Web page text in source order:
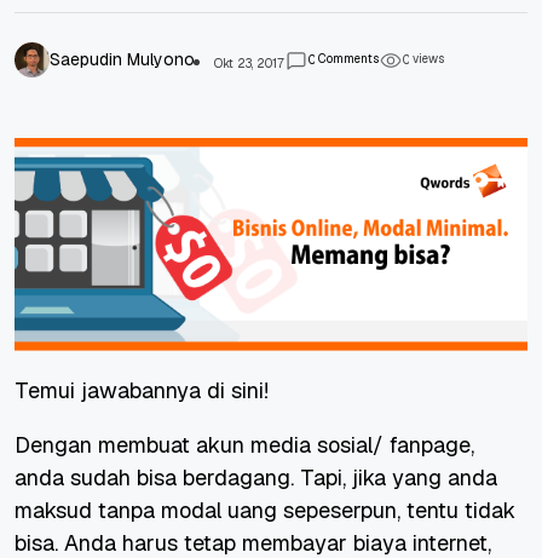
Saepudin Mulyono Okt 23, 2017 0Comments 0views
Temui jawabannya di sini!
Dengan membuat akun media sosial/ fanpage,
anda sudah bisa berdagang. Tapi, jika yang anda
maksud tanpa modal uang sepeserpun, tentu tidak
bisa. Anda harus tetap membayar biaya internet,